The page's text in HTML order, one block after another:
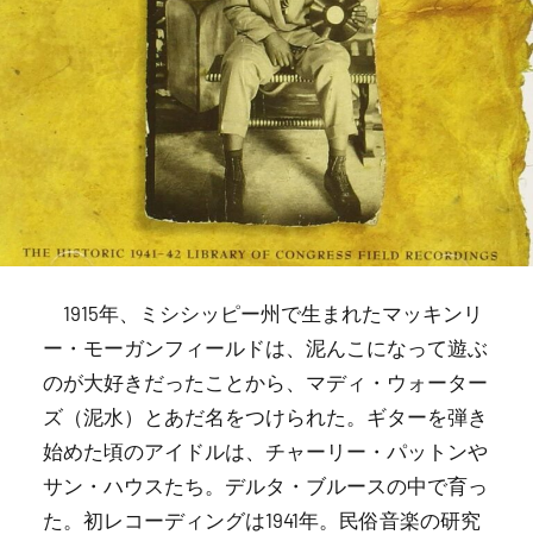
1915年、ミシシッピー州で生まれたマッキンリ
ー・モーガンフィールドは、泥んこになって遊ぶ
のが大好きだったことから、マディ・ウォーター
ズ（泥水）とあだ名をつけられた。ギターを弾き
始めた頃のアイドルは、チャーリー・パットンや
サン・ハウスたち。デルタ・ブルースの中で育っ
た。初レコーディングは1941年。民俗音楽の研究